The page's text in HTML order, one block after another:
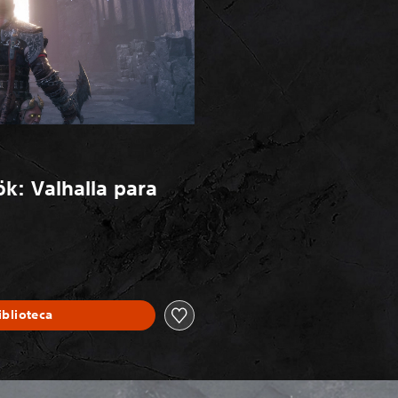
Valhalla para